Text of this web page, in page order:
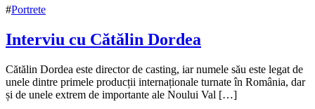
#Portrete
Interviu cu Cătălin Dordea
5
decembrie
2019 5
Cătălin Dordea este director de casting, iar numele său este legat de
unele dintre primele producții internaționale turnate în România, dar
și de unele extrem de importante ale Noului Val […]